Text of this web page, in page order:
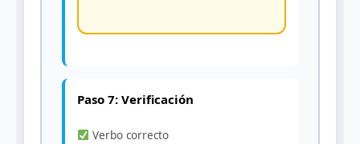
Paso 7: Verificación
Verbo correcto